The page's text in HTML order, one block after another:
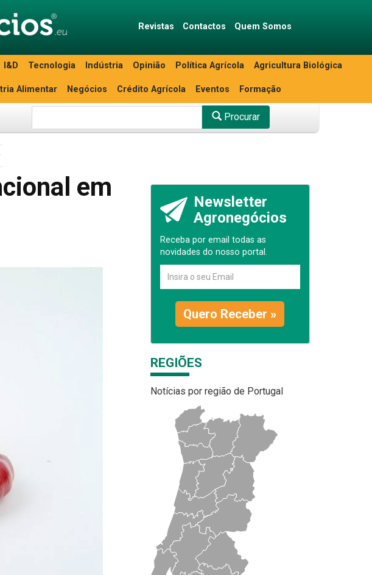
Revistas Contactos Quem Somos
I&D Tecnologia Indústria Opinião Política Agrícola Agricultura Biológica
Alimentar Negócios Crédito Agrícola Eventos Formação
Procurar
em
Newsletter
Agronegócios
Receba por email todas as
novidades do nosso portal.
Quero Receber »
REGIÕES
Notícias por região de Portugal